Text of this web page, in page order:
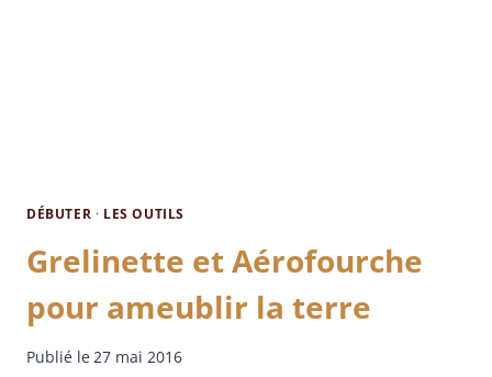
DÉBUTER · LES OUTILS
Grelinette et Aérofourche
pour ameublir la terre
Publié le27 mai 2016